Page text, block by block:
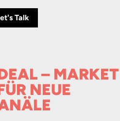
Talk
– MARKET
NEUE